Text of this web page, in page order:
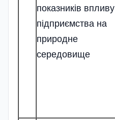
показників впливу
підприємства на
природне
середовище